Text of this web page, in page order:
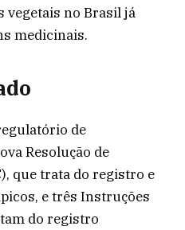
vegetais no Brasil já
medicinais.
de
Resolução de
que trata do registro e
e três Instruções
do registro